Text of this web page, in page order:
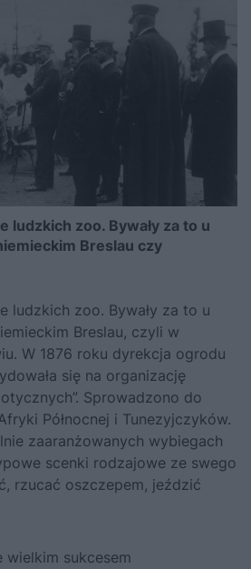
ludzkich zoo. Bywały za to u
Breslau czy
ludzkich zoo. Bywały za to u
Breslau, czyli w
W 1876 roku dyrekcja ogrodu
się na organizację
Sprowadzono do
Północnej i Tunezyjczyków.
zaaranżowanych wybiegach
scenki rodzajowe ze swego
rzucać oszczepem, jeździć
wielkim sukcesem